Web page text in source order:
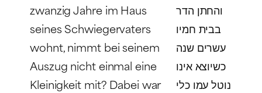
zwanzig Jahre im Haus
seines Schwiegervaters
wohnt, nimmt bei seinem
Auszug nicht einmal eine
Kleinigkeit mit? Dabei war
והחתן הדר
בבית חמיו
עשרים שנה
כשיוצא אינו
נוטל עמו כלי